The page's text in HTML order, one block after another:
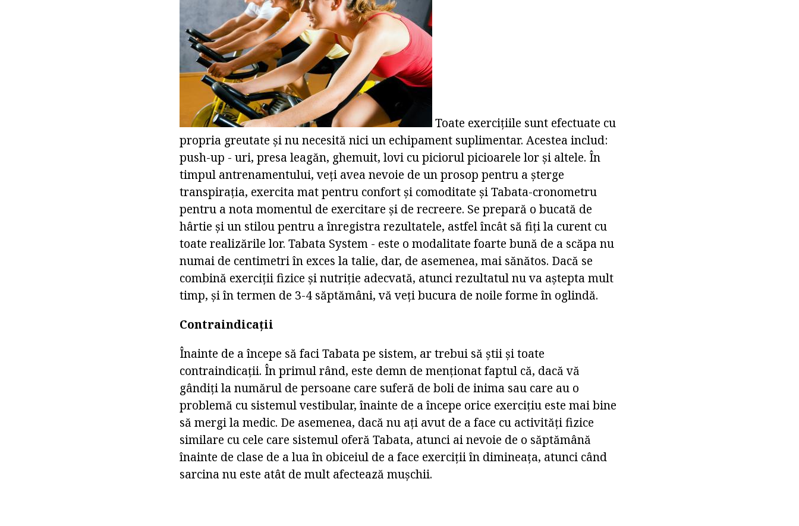
Toate exercițiile sunt efectuate cu
propria greutate și nu necesită nici un echipament suplimentar. Acestea includ:
push-up - uri, presa leagăn, ghemuit, lovi cu piciorul picioarele lor și altele. În
timpul antrenamentului, veți avea nevoie de un prosop pentru a șterge
transpirația, exercita mat pentru confort și comoditate și Tabata-cronometru
pentru a nota momentul de exercitare și de recreere. Se prepară o bucată de
hârtie și un stilou pentru a înregistra rezultatele, astfel încât să fiți la curent cu
toate realizările lor. Tabata System - este o modalitate foarte bună de a scăpa nu
numai de centimetri în exces la talie, dar, de asemenea, mai sănătos. Dacă se
combină exerciții fizice și nutriție adecvată, atunci rezultatul nu va aștepta mult
timp, și în termen de 3-4 săptămâni, vă veți bucura de noile forme în oglindă.
Contraindicații
Înainte de a începe să faci Tabata pe sistem, ar trebui să știi și toate
contraindicații. În primul rând, este demn de menționat faptul că, dacă vă
gândiți la numărul de persoane care suferă de boli de inima sau care au o
problemă cu sistemul vestibular, înainte de a începe orice exercițiu este mai bine
să mergi la medic. De asemenea, dacă nu ați avut de a face cu activități fizice
similare cu cele care sistemul oferă Tabata, atunci ai nevoie de o săptămână
înainte de clase de a lua în obiceiul de a face exerciții în dimineața, atunci când
sarcina nu este atât de mult afectează mușchii.